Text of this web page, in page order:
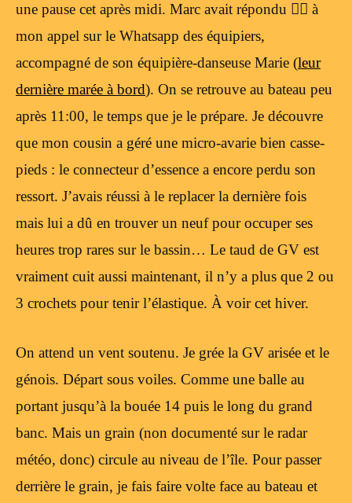
une pause cet après midi. Marc avait répondu 🙋‍♂️ à
mon appel sur le Whatsapp des équipiers,
accompagné de son équipière-danseuse Marie (leur
dernière marée à bord). On se retrouve au bateau peu
après 11:00, le temps que je le prépare. Je découvre
que mon cousin a géré une micro-avarie bien casse-
pieds : le connecteur d’essence a encore perdu son
ressort. J’avais réussi à le replacer la dernière fois
mais lui a dû en trouver un neuf pour occuper ses
heures trop rares sur le bassin… Le taud de GV est
vraiment cuit aussi maintenant, il n’y a plus que 2 ou
3 crochets pour tenir l’élastique. À voir cet hiver.
On attend un vent soutenu. Je grée la GV arisée et le
génois. Départ sous voiles. Comme une balle au
portant jusqu’à la bouée 14 puis le long du grand
banc. Mais un grain (non documenté sur le radar
météo, donc) circule au niveau de l’île. Pour passer
derrière le grain, je fais faire volte face au bateau et